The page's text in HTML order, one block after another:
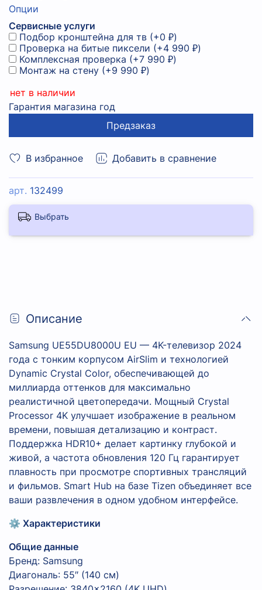
В избранное Добавить в сравнение
арт. 132499
Опции
Сервисные услуги
Подбор кронштейна для тв (+0 ₽)
Проверка на битые пиксели (+4 990 ₽)
Комплексная проверка (+7 990 ₽)
Монтаж на стену (+9 990 ₽)
нет в наличии
Гарантия магазина год
Предзаказ
Выбрать
Описание
Samsung UE55DU8000U EU — 4K-телевизор 2024
года с тонким корпусом AirSlim и технологией
Dynamic Crystal Color, обеспечивающей до
миллиарда оттенков для максимально
реалистичной цветопередачи. Мощный Crystal
Processor 4K улучшает изображение в реальном
времени, повышая детализацию и контраст.
Поддержка HDR10+ делает картинку глубокой и
живой, а частота обновления 120 Гц гарантирует
плавность при просмотре спортивных трансляций
и фильмов. Smart Hub на базе Tizen объединяет все
ваши развлечения в одном удобном интерфейсе.
⚙️ Характеристики
Общие данные
Бренд: Samsung
Диагональ: 55″ (140 см)